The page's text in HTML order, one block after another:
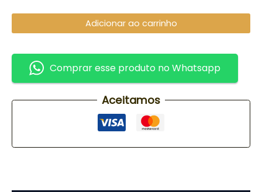
Adicionar ao carrinho
Comprar esse produto no Whatsapp
Aceitamos